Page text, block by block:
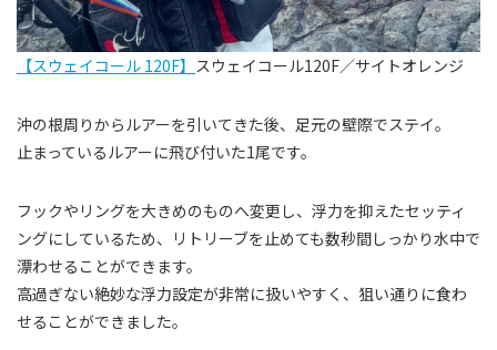
【スウェイコール 120F】 スウェイコール120F／サイトオレンジ
沖の根周りからルアーを引いてきた後、足元の壁際でステイ。
止まっているルアーに飛び付いた1尾です。
フックやリングを大きめのものへ変更し、浮力を抑えたセッティ
ングにしているため、リトリーブを止めても数秒間しっかり水中で
漂わせることができます。
高過ぎない絶妙な浮力設定が非常に扱いやすく、狙い通りに食わ
せることができました。